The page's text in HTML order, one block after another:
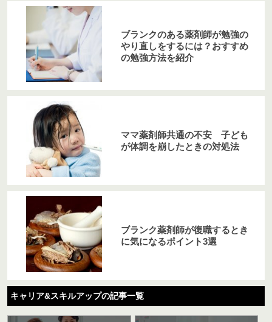
ブランクのある薬剤師が勉強の
やり直しをするには？おすすめ
の勉強方法を紹介
ママ薬剤師共通の不安 子ども
が体調を崩したときの対処法
ブランク薬剤師が復職するとき
に気になるポイント3選
キャリア&スキルアップの記事一覧